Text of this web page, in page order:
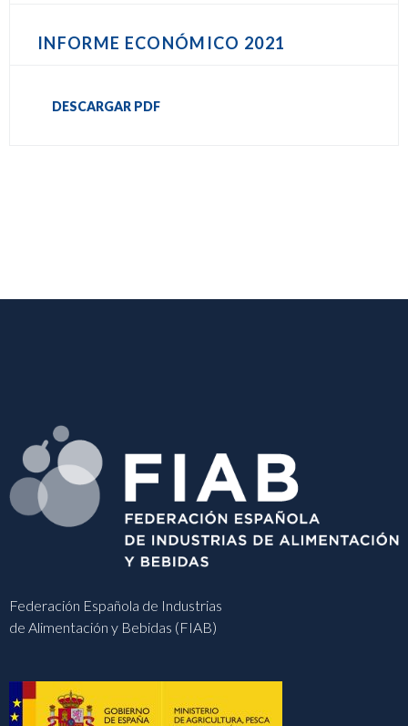
INFORME ECONÓMICO 2021
DESCARGAR PDF
Federación Española de Industrias
de Alimentación y Bebidas (FIAB)